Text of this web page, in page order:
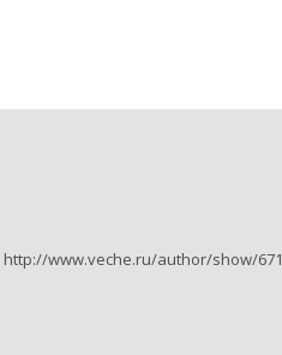
http://www.veche.ru/author/show/